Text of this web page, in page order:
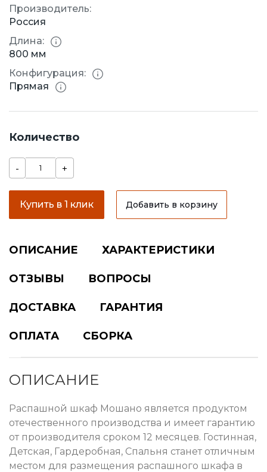
Производитель:
Россия
Длина:
800 мм
Конфигурация:
Прямая
Количество
- +
Купить в 1 клик Добавить в корзину
ОПИСАНИЕ ХАРАКТЕРИСТИКИ
ОТЗЫВЫ ВОПРОСЫ
ДОСТАВКА ГАРАНТИЯ
ОПЛАТА СБОРКА
ОПИСАНИЕ
Распашной шкаф Мошано является продуктом
отечественного производства и имеет гарантию
от производителя сроком 12 месяцев. Гостинная,
Детская, Гардеробная, Спальня станет отличным
местом для размещения распашного шкафа в